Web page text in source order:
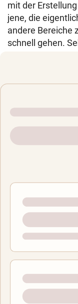
mit der
jene, die
andere Bereiche
schnell gehen.